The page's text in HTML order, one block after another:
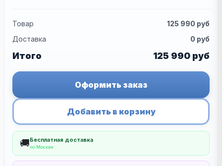
Товар 125 990 руб
Доставка
0 руб
Итого 125 990 руб
Оформить заказ
Добавить в корзину
🚚Бесплатная доставка
по Москве